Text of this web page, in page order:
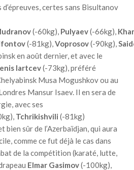
certes sans Bisultanov
(-60kg), Pulyaev(-66kg),
(-81kg),Voprosov(-90kg),
en août dernier, et avec le
Iartcev(-73kg), préféré
Musa Mogushkov ou au
Mansur Isaev. Il en sera de
avec ses
Tchrikishvili (-81kg)
bien sûr de l’Azerbaïdjan, qui aura
comme ce fut déjà le cas dans
de la compétition (karaté, lutte,
Elmar Gasimov(-100kg),